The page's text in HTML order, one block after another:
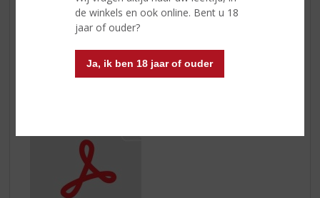
de winkels en ook online. Bent u 18
jaar of ouder?
Ja, ik ben 18 jaar of ouder
binnen 5 werkdagen, na goede ontvangst, het
aankoopbedrag terug te boeken.
Toch nog vragen over het retourneren van uw
aankoop? Neem dan contact met ons op.